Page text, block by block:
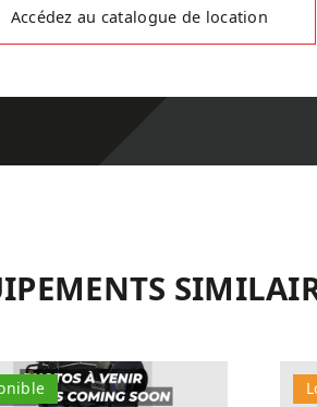
Accédez au catalogue de location